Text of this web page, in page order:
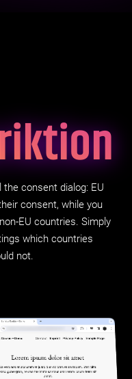
consent dialog: EU
consent, while you
EU countries. Simply
which countries
not.